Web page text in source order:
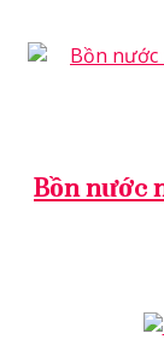
Bồn nước